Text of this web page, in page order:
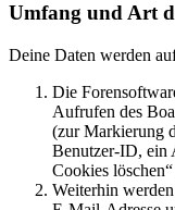
Umfang und Art
Deine Daten werden
Die
Aufrufen des
(zur Markierung
Benutzer-ID, ein
Cookies
Weiterhin